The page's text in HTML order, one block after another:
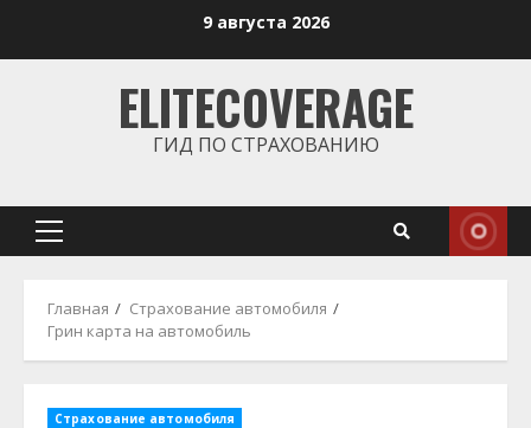
9 августа 2026
ELITECOVERAGE
ГИД ПО СТРАХОВАНИЮ
Основное
Главная
Страхование автомобиля
Грин карта на автомобиль
Страхование автомобиля